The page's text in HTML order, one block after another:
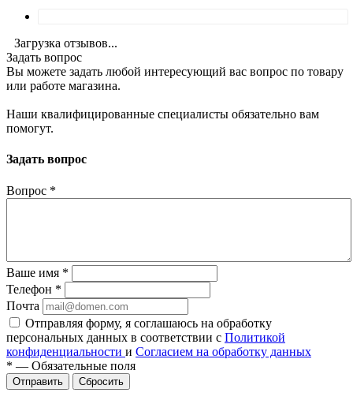
Загрузка отзывов...
Задать вопрос
Вы можете задать любой интересующий вас вопрос по товару
или работе магазина.
Наши квалифицированные специалисты обязательно вам
помогут.
Задать вопрос
Вопрос *
Ваше имя *
Телефон *
Почта
Отправляя форму, я соглашаюсь на обработку
персональных данных в соответствии с Политикой
конфиденциальности и Согласием на обработку данных
* — Обязательные поля
Сбросить